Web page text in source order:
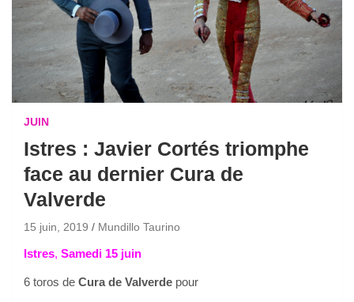
JUIN
Istres : Javier Cortés triomphe
face au dernier Cura de
Valverde
15 juin, 2019 Mundillo Taurino
Istres, Samedi 15 juin
6 toros de Cura de Valverde pour